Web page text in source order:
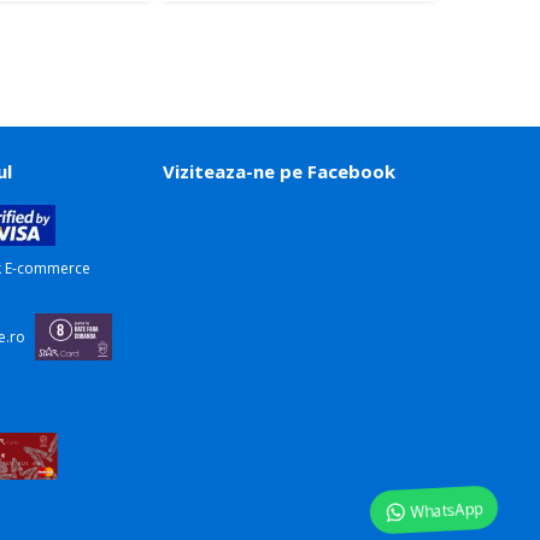
WhatsApp
Viziteaza-ne pe Facebook